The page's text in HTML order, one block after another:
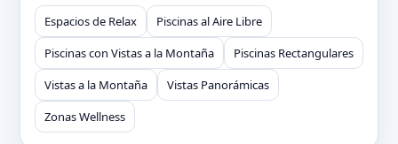
Espacios de Relax
Piscinas al Aire Libre
Piscinas con Vistas a la Montaña
Piscinas Rectangulares
Vistas a la Montaña
Vistas Panorámicas
Zonas Wellness